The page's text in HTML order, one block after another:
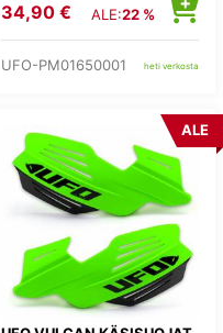
34,90 € ALE:22 %
UFO-PM01650001 heti verkosta
ALE